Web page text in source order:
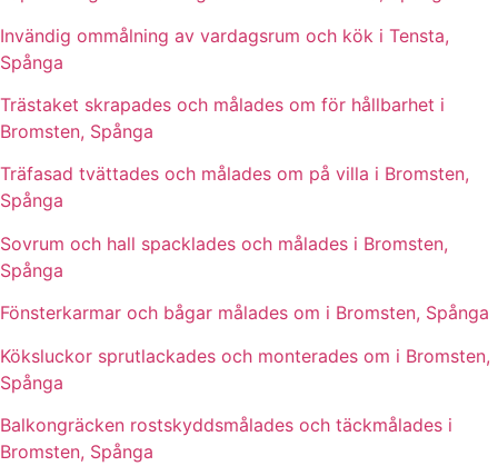
Invändig ommålning av vardagsrum och kök i Tensta,
Spånga
Trästaket skrapades och målades om för hållbarhet i
Bromsten, Spånga
Träfasad tvättades och målades om på villa i Bromsten,
Spånga
Sovrum och hall spacklades och målades i Bromsten,
Spånga
Fönsterkarmar och bågar målades om i Bromsten, Spånga
Köksluckor sprutlackades och monterades om i Bromsten,
Spånga
Balkongräcken rostskyddsmålades och täckmålades i
Bromsten, Spånga